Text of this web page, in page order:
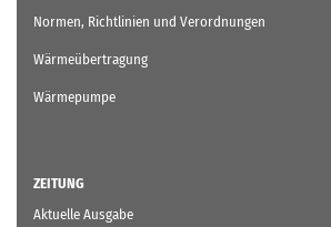
Normen, Richtlinien und Verordnungen
Wärmeübertragung
Wärmepumpe
ZEITUNG
Aktuelle Ausgabe